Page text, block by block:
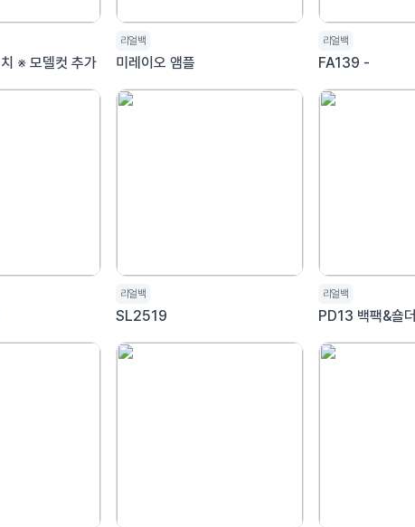
FA1003_20인치 ※ 모델컷 추가
리얼백
미레이오 앰플
리얼백
FA139 -
리얼백
SL2519
리얼백
PD13 백팩&숄더